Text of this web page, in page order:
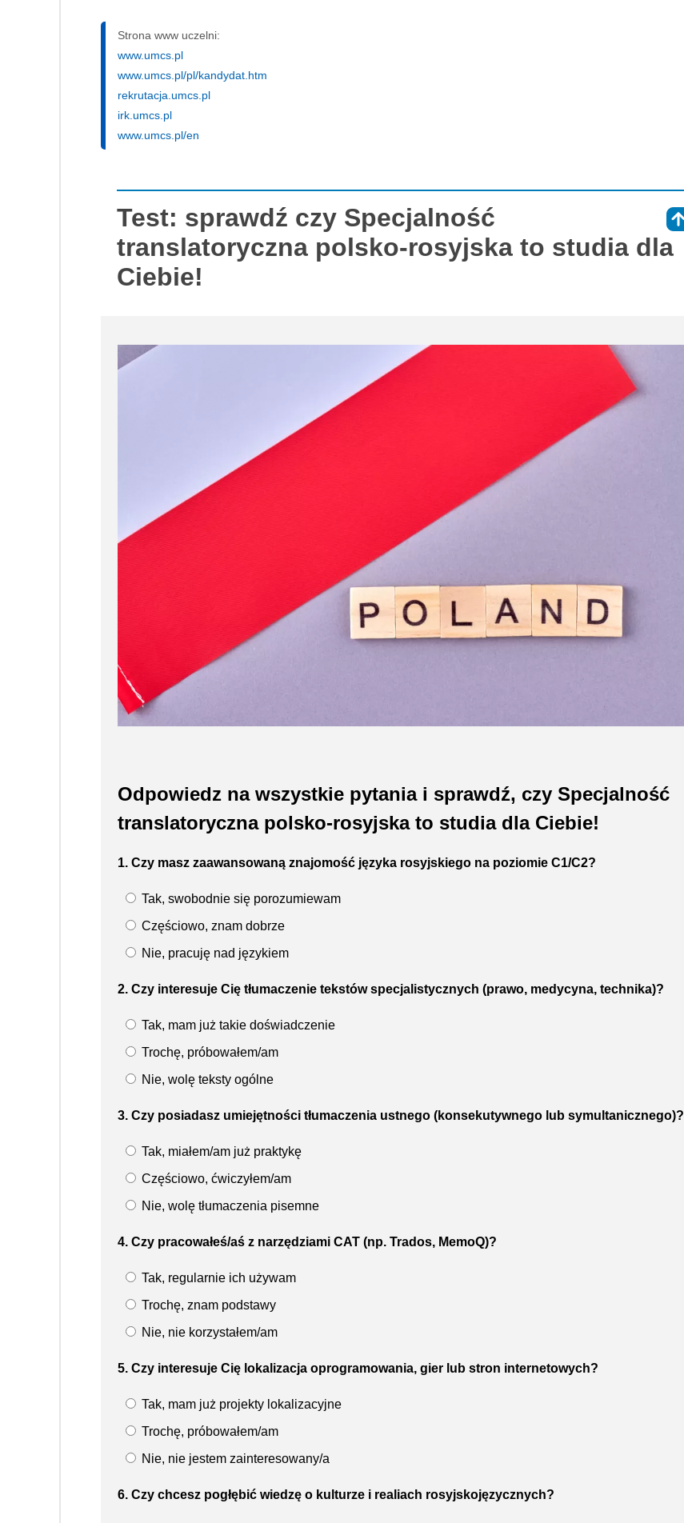
Strona www uczelni:
www.umcs.pl
www.umcs.pl/pl/kandydat.htm
rekrutacja.umcs.pl
irk.umcs.pl
www.umcs.pl/en
Test: sprawdź czy Specjalność
translatoryczna polsko-rosyjska to studia dla
Ciebie!
Odpowiedz na wszystkie pytania i sprawdź, czy Specjalność
translatoryczna polsko-rosyjska to studia dla Ciebie!
1. Czy masz zaawansowaną znajomość języka rosyjskiego na poziomie C1/C2?
Tak, swobodnie się porozumiewam
Częściowo, znam dobrze
Nie, pracuję nad językiem
2. Czy interesuje Cię tłumaczenie tekstów specjalistycznych (prawo, medycyna, technika)?
Tak, mam już takie doświadczenie
Trochę, próbowałem/am
Nie, wolę teksty ogólne
3. Czy posiadasz umiejętności tłumaczenia ustnego (konsekutywnego lub symultanicznego)?
Tak, miałem/am już praktykę
Częściowo, ćwiczyłem/am
Nie, wolę tłumaczenia pisemne
4. Czy pracowałeś/aś z narzędziami CAT (np. Trados, MemoQ)?
Tak, regularnie ich używam
Trochę, znam podstawy
Nie, nie korzystałem/am
5. Czy interesuje Cię lokalizacja oprogramowania, gier lub stron internetowych?
Tak, mam już projekty lokalizacyjne
Trochę, próbowałem/am
Nie, nie jestem zainteresowany/a
6. Czy chcesz pogłębić wiedzę o kulturze i realiach rosyjskojęzycznych?